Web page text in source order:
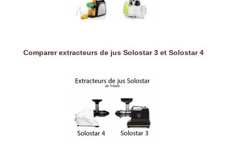
Comparer extracteurs de jus Solostar 3 et Solostar 4